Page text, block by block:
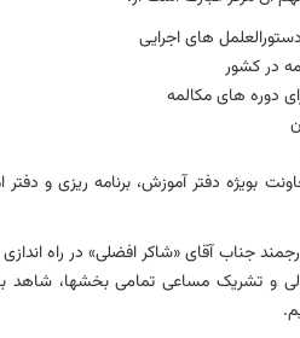
های اجرایی
در کشور
دوره های مکالمه
بویژه دفتر آموزش، برنامه ریزی و دفتر
جناب آقای «شاکر افضلی» در راه
و تشریک مساعی تمامی بخشها، شاهد